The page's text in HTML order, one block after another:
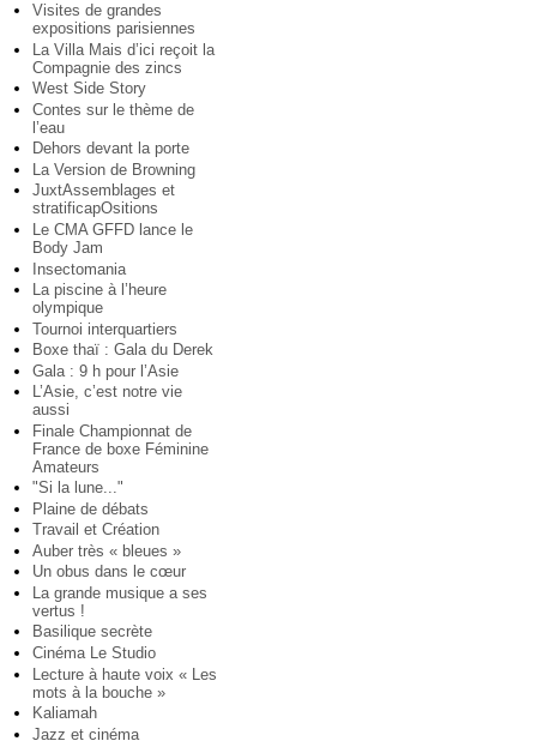
Visites de grandes
expositions parisiennes
La Villa Mais d’ici reçoit la
Compagnie des zincs
West Side Story
Contes sur le thème de
l’eau
Dehors devant la porte
La Version de Browning
JuxtAssemblages et
stratificapOsitions
Le CMA GFFD lance le
Body Jam
Insectomania
La piscine à l’heure
olympique
Tournoi interquartiers
Boxe thaï : Gala du Derek
Gala : 9 h pour l’Asie
L’Asie, c’est notre vie
aussi
Finale Championnat de
France de boxe Féminine
Amateurs
"Si la lune..."
Plaine de débats
Travail et Création
Auber très « bleues »
Un obus dans le cœur
La grande musique a ses
vertus !
Basilique secrète
Cinéma Le Studio
Lecture à haute voix « Les
mots à la bouche »
Kaliamah
Jazz et cinéma